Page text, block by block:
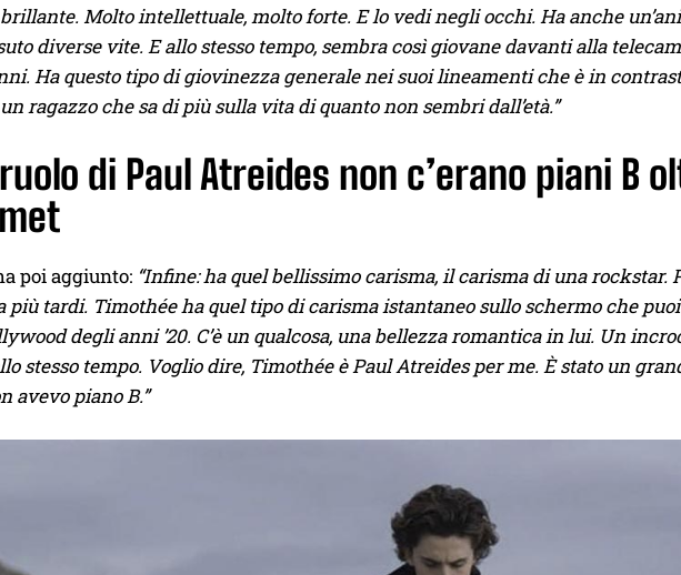
Molto intellettuale, molto forte. E lo vedi negli occhi. Ha anche
diverse vite. E allo stesso tempo, sembra così giovane davanti alla
Ha questo tipo di giovinezza generale nei suoi lineamenti che è in
ragazzo che sa di più sulla vita di quanto non sembri dall’età.”
di Paul Atreides non c’erano piani B
poi aggiunto: “Infine: ha quel bellissimo carisma, il carisma di una rockstar.
più tardi. Timothée ha quel tipo di carisma istantaneo sullo schermo che
degli anni ’20. C’è un qualcosa, una bellezza romantica in lui. Un
stesso tempo. Voglio dire, Timothée è Paul Atreides per me. È stato un
avevo piano B.”